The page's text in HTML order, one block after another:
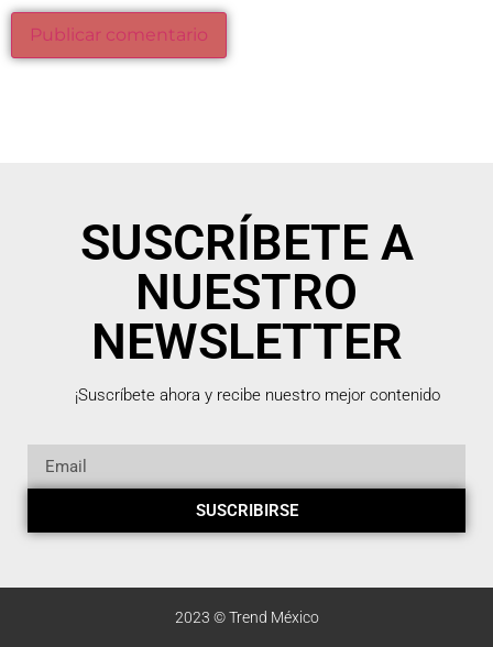
SUSCRÍBETE A
NUESTRO
NEWSLETTER
¡Suscríbete ahora y recibe nuestro mejor contenido
SUSCRIBIRSE
2023 © Trend México